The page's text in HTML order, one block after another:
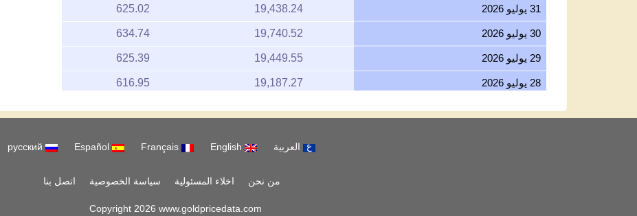
31 يوليو 2026 19,438.24
625.02
30 يوليو 2026 19,740.52
634.74
29 يوليو 2026 19,449.55
625.39
28 يوليو 2026 19,187.27
616.95
19,551.99
19,665.68
632.34
19,329.22
621.52
العربية
من نحن اخلاء المسئولية سياسة الخصوصية اتصل بنا
Copyright 2026 www.goldpricedata.com